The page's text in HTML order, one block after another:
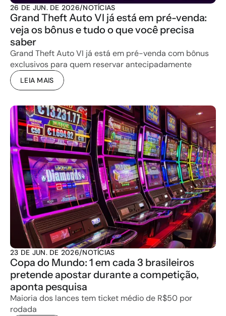
26 DE JUN. DE 2026/NOTÍCIAS
Grand Theft Auto VI já está em pré-venda:
veja os bônus e tudo o que você precisa
saber
Grand Theft Auto VI já está em pré-venda com bônus
exclusivos para quem reservar antecipadamente
LEIA MAIS
23 DE JUN. DE 2026/NOTÍCIAS
Copa do Mundo: 1 em cada 3 brasileiros
pretende apostar durante a competição,
aponta pesquisa
Maioria dos lances tem ticket médio de R$50 por
rodada